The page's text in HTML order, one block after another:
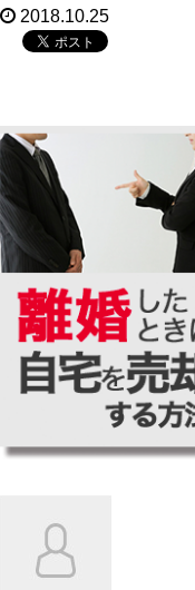
2018.10.25